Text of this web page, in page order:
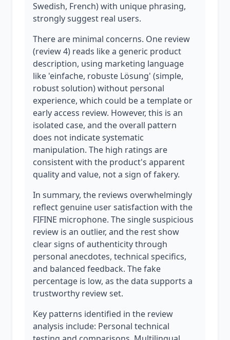
Swedish, French) with unique phrasing,
strongly suggest real users.
There are minimal concerns. One review
(review 4) reads like a generic product
description, using marketing language
like 'einfache, robuste Lösung' (simple,
robust solution) without personal
experience, which could be a template or
early access review. However, this is an
isolated case, and the overall pattern
does not indicate systematic
manipulation. The high ratings are
consistent with the product's apparent
quality and value, not a sign of fakery.
In summary, the reviews overwhelmingly
reflect genuine user satisfaction with the
FIFINE microphone. The single suspicious
review is an outlier, and the rest show
clear signs of authenticity through
personal anecdotes, technical specifics,
and balanced feedback. The fake
percentage is low, as the data supports a
trustworthy review set.
Key patterns identified in the review
analysis include: Personal technical